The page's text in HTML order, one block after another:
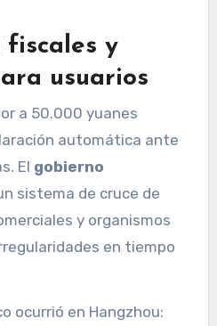
fiscales y
usuarios
a 50.000 yuanes
automática ante
El gobierno
sistema de cruce de
y organismos
en tiempo
ocurrió en Hangzhou: